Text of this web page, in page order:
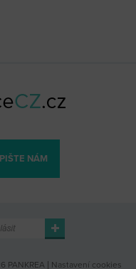
NÁM
PANKREA | Nastavení cookies